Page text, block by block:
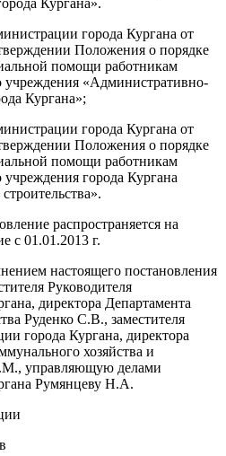
города Кургана от
Положения о порядке
помощи работникам
учреждения «Административно-
Кургана»;
города Кургана от
Положения о порядке
помощи работникам
города Кургана
распространяется на
с 01.01.2013 г.
настоящего постановления
Руководителя
директора Департамента
Руденко С.В., заместителя
города Кургана, директора
хозяйства и
управляющую делами
Румянцеву Н.А.